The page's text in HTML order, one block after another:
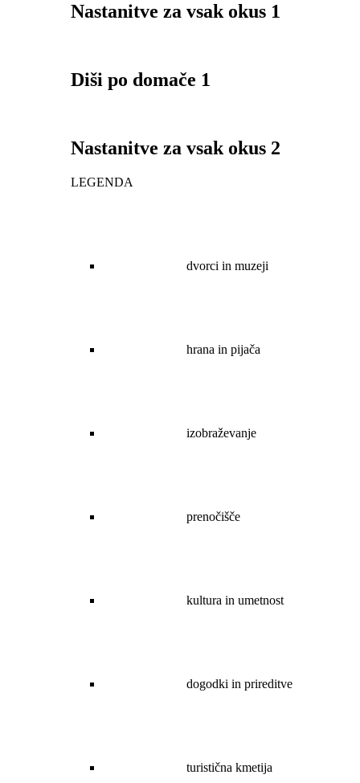
Nastanitve za vsak okus 1
Diši po domače 1
Nastanitve za vsak okus 2
LEGENDA
dvorci in muzeji
hrana in pijača
izobraževanje
prenočišče
kultura in umetnost
dogodki in prireditve
turistična kmetija